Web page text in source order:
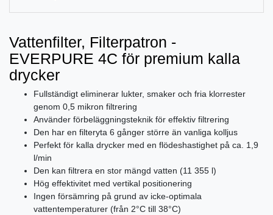
Vattenfilter, Filterpatron -
EVERPURE 4C för premium kalla
drycker
Fullständigt eliminerar lukter, smaker och fria klorrester
genom 0,5 mikron filtrering
Använder förbeläggningsteknik för effektiv filtrering
Den har en filteryta 6 gånger större än vanliga kolljus
Perfekt för kalla drycker med en flödeshastighet på ca. 1,9
l/min
Den kan filtrera en stor mängd vatten (11 355 l)
Hög effektivitet med vertikal positionering
Ingen försämring på grund av icke-optimala
vattentemperaturer (från 2°C till 38°C)